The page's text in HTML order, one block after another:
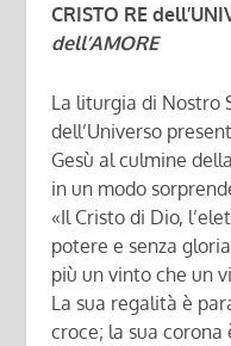
CRISTO RE
dell’AMORE
La liturgia di Nostro
dell’Universo
Gesù al culmine
in un modo
«Il Cristo di Dio,
potere e senza
più un vinto che un
La sua regalità è
croce; la sua corona